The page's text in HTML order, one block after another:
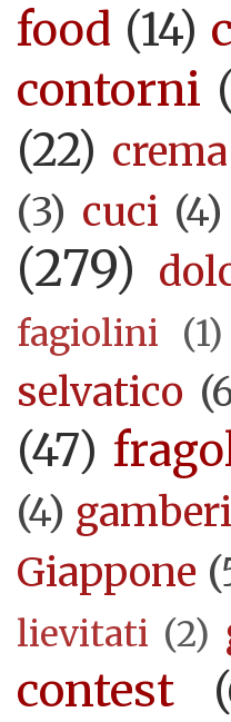
food (14)
contorni
(22)
(3) cuci (4)
(279)
fagiolini (1)
selvatico
(47)
(4) gamberi
Giappone
lievitati (2)
contest